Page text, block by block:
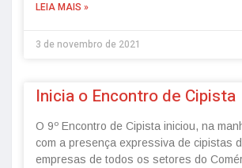
LEIA MAIS »
3 de novembro de 2021
Inicia o Encontro de Cipista
O 9º Encontro de Cipista iniciou, na
com a presença expressiva de cipistas
empresas de todos os setores do